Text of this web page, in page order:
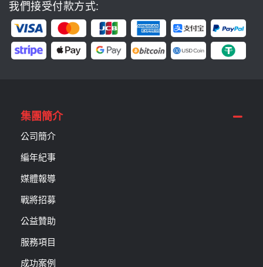
我們接受付款方式:
集團簡介
公司簡介
編年紀事
媒體報導
戰將招募
公益贊助
服務項目
成功案例